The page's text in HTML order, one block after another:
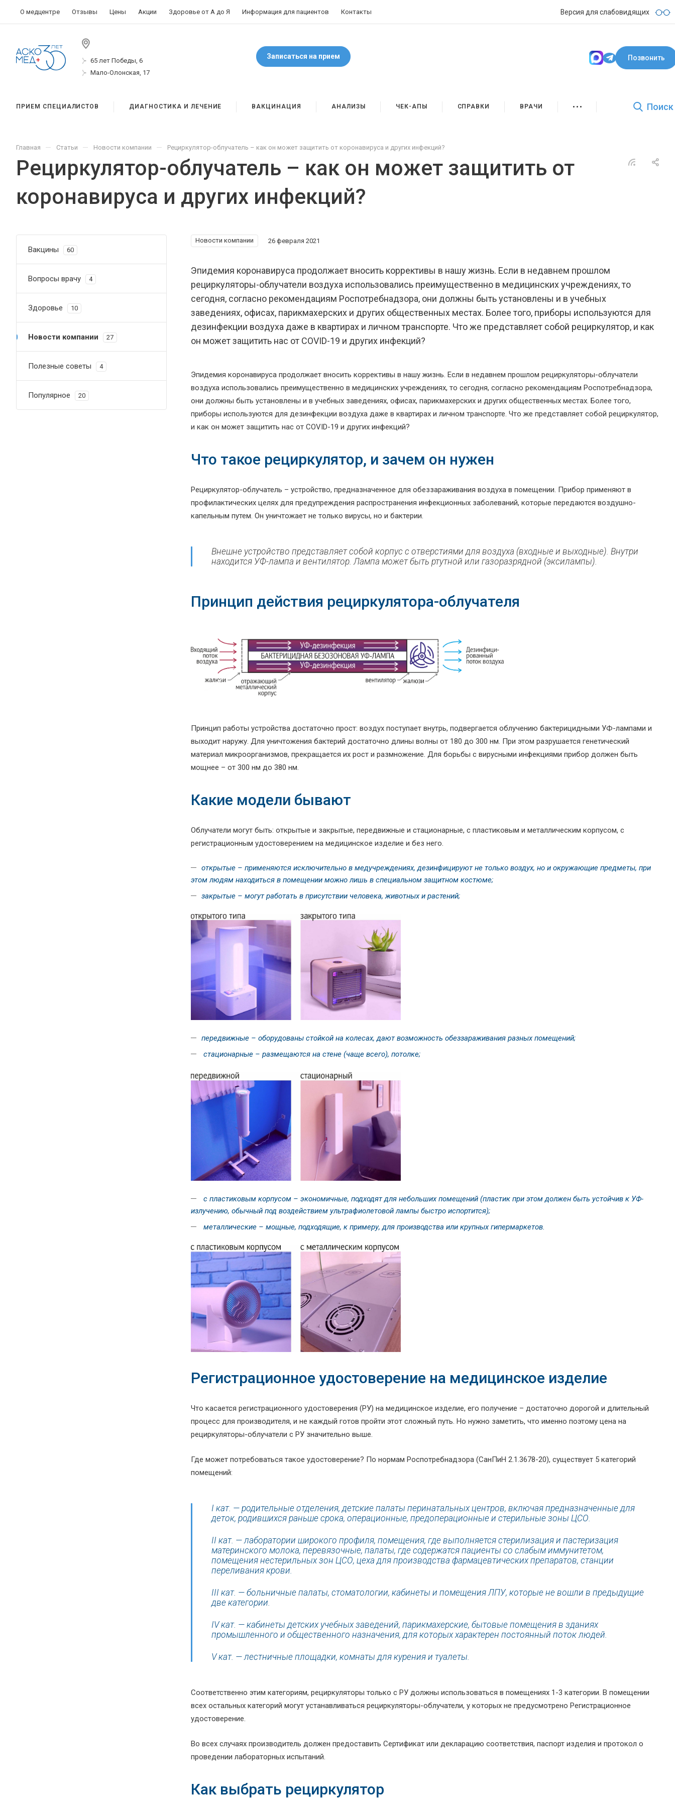
О медцентре Отзывы Цены Акции Здоровье от А до Я Информация для пациентов Контакты Версия для слабовидящих
65 лет Победы, 6
Мало-Олонская, 17
Записаться на прием Позвонить
ПРИЕМ СПЕЦИАЛИСТОВ ДИАГНОСТИКА И ЛЕЧЕНИЕ ВАКЦИНАЦИЯ АНАЛИЗЫ ЧЕК-АПЫ СПРАВКИ ВРАЧИ Поиск
Рециркулятор-облучатель – как он может защитить от
коронавируса и других инфекций?
Главная — Статьи — Новости компании — Рециркулятор-облучатель – как он может защитить от коронавируса и других инфекций?
Новости компании 26 февраля 2021
Эпидемия коронавируса продолжает вносить коррективы в нашу жизнь. Если в недавнем прошлом
рециркуляторы-облучатели воздуха использовались преимущественно в медицинских учреждениях, то
сегодня, согласно рекомендациям Роспотребнадзора, они должны быть установлены и в учебных
заведениях, офисах, парикмахерских и других общественных местах. Более того, приборы используются для
дезинфекции воздуха даже в квартирах и личном транспорте. Что же представляет собой рециркулятор, и как
он может защитить нас от COVID-19 и других инфекций?
Эпидемия коронавируса продолжает вносить коррективы в нашу жизнь. Если в недавнем прошлом рециркуляторы-облучатели
воздуха использовались преимущественно в медицинских учреждениях, то сегодня, согласно рекомендациям Роспотребнадзора,
они должны быть установлены и в учебных заведениях, офисах, парикмахерских и других общественных местах. Более того,
приборы используются для дезинфекции воздуха даже в квартирах и личном транспорте. Что же представляет собой рециркулятор,
и как он может защитить нас от COVID-19 и других инфекций?
Что такое рециркулятор, и зачем он нужен
Рециркулятор-облучатель – устройство, предназначенное для обеззараживания воздуха в помещении. Прибор применяют в
профилактических целях для предупреждения распространения инфекционных заболеваний, которые передаются воздушно-
капельным путем. Он уничтожает не только вирусы, но и бактерии.
Внешне устройство представляет собой корпус с отверстиями для воздуха (входные и выходные). Внутри
находится УФ-лампа и вентилятор. Лампа может быть ртутной или газоразрядной (эксилампы).
Принцип действия рециркулятора-облучателя
Принцип работы устройства достаточно прост: воздух поступает внутрь, подвергается облучению бактерицидными УФ-лампами и
выходит наружу. Для уничтожения бактерий достаточно длины волны от 180 до 300 нм. При этом разрушается генетический
материал микроорганизмов, прекращается их рост и размножение. Для борьбы с вирусными инфекциями прибор должен быть
мощнее – от 300 нм до 380 нм.
Какие модели бывают
Облучатели могут быть: открытые и закрытые, передвижные и стационарные, с пластиковым и металлическим корпусом, с
регистрационным удостоверением на медицинское изделие и без него.
открытые – применяются исключительно в медучреждениях, дезинфицируют не только воздух, но и окружающие предметы, при
этом людям находиться в помещении можно лишь в специальном защитном костюме;
закрытые – могут работать в присутствии человека, животных и растений;
передвижные – оборудованы стойкой на колесах, дают возможность обеззараживания разных помещений;
стационарные – размещаются на стене (чаще всего), потолке;
с пластиковым корпусом – экономичные, подходят для небольших помещений (пластик при этом должен быть устойчив к УФ-
излучению, обычный под воздействием ультрафиолетовой лампы быстро испортится);
металлические – мощные, подходящие, к примеру, для производства или крупных гипермаркетов.
Регистрационное удостоверение на медицинское изделие
Что касается регистрационного удостоверения (РУ) на медицинское изделие, его получение – достаточно дорогой и длительный
процесс для производителя, и не каждый готов пройти этот сложный путь. Но нужно заметить, что именно поэтому цена на
рециркуляторы-облучатели с РУ значительно выше.
Где может потребоваться такое удостоверение? По нормам Роспотребнадзора (СанПиН 2.1.3678-20), существует 5 категорий
помещений:
I кат. — родительные отделения, детские палаты перинатальных центров, включая предназначенные для
деток, родившихся раньше срока, операционные, предоперационные и стерильные зоны ЦСО.
II кат. — лаборатории широкого профиля, помещения, где выполняется стерилизация и пастеризация
материнского молока, перевязочные, палаты, где содержатся пациенты со слабым иммунитетом,
помещения нестерильных зон ЦСО, цеха для производства фармацевтических препаратов, станции
переливания крови.
III кат. — больничные палаты, стоматологии, кабинеты и помещения ЛПУ, которые не вошли в предыдущие
две категории.
IV кат. — кабинеты детских учебных заведений, парикмахерские, бытовые помещения в зданиях
промышленного и общественного назначения, для которых характерен постоянный поток людей.
V кат. — лестничные площадки, комнаты для курения и туалеты.
Соответственно этим категориям, рециркуляторы только с РУ должны использоваться в помещениях 1-3 категории. В помещении
всех остальных категорий могут устанавливаться рециркуляторы-облучатели, у которых не предусмотрено Регистрационное
удостоверение.
Во всех случаях производитель должен предоставить Сертификат или декларацию соответствия, паспорт изделия и протокол о
проведении лабораторных испытаний.
Как выбрать рециркулятор
Вакцины 60
Вопросы врачу 4
Здоровье 10
Новости компании 27
Полезные советы 4
Популярное 20